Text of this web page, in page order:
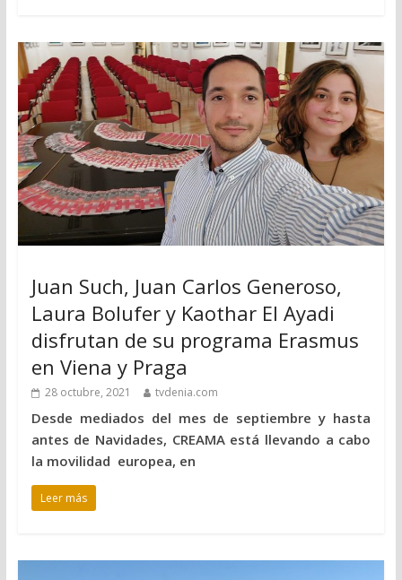
Juan Such, Juan Carlos Generoso,
Laura Bolufer y Kaothar El Ayadi
disfrutan de su programa Erasmus
en Viena y Praga
28 octubre, 2021 tvdenia.com
Desde mediados del mes de septiembre y hasta
antes de Navidades, CREAMA está llevando a cabo
la movilidad europea, en
Leer más